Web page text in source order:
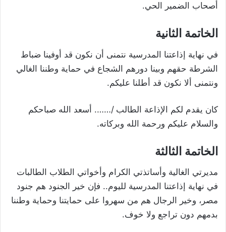
أصحاب الضمير الحي.
الخاتمة الثانية
في نهاية إذاعتنا المدرسية نتمنى أن نكون قد أوفينا ضباط
الشرطة حقهم وبينا دورهم الشجاع في حماية وطننا الغالي
ونتمنى ألا نكون قد أطلنا عليكم.
كان يقدم لكم الإذاعة الطالب /……. أسعد الله صباحكم
والسلام عليكم ورحمة الله وبركاته.
الخاتمة الثالثة
مديرتي الغالية وأساتذتي الكرام وأخواتي الطلاب الطالبات
في نهاية إذاعتنا المدرسية لليوم.. فإن خير الجنود هم جنود
مصر، وخير الرجال هم من سهروا على حمايتنا وحماية وطننا
بدمهم دون تراجع ولا خوف.